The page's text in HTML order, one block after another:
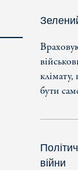
клімату,
бути
війни